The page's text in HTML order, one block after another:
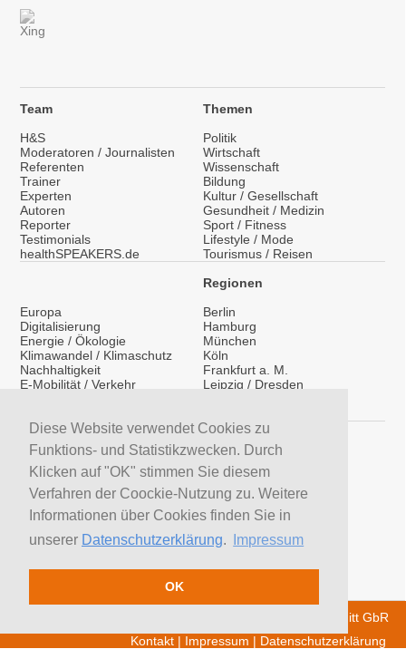
Diese Website verwendet Cookies zu
Funktions- und Statistikzwecken. Durch
Klicken auf "OK" stimmen Sie diesem
Verfahren der Coockie-Nutzung zu. Weitere
Informationen über Cookies finden Sie in
unserer Datenschutzerklärung. Impressum
OK
Team
H&S
Moderatoren / Journalisten
Referenten
Trainer
Experten
Autoren
Reporter
Testimonials
healthSPEAKERS.de
Themen
Politik
Wirtschaft
Wissenschaft
Bildung
Kultur / Gesellschaft
Gesundheit / Medizin
Sport / Fitness
Lifestyle / Mode
Tourismus / Reisen
Europa
Digitalisierung
Energie / Ökologie
Klimawandel / Klimaschutz
Nachhaltigkeit
E-Mobilität / Verkehr
Vorträge / Keynotes
Regionen
Berlin
Hamburg
München
Köln
Frankfurt a. M.
Leipzig / Dresden
Service
LinkedIn
YouTube Moderatoren
YouTube Referenten
H&S News
Moderatoren suchen
Trainer suchen
© 2026 H&S Medienservice - Tobias Hoffmann Rita Schmitt GbR
Kontakt | Impressum | Datenschutzerklärung